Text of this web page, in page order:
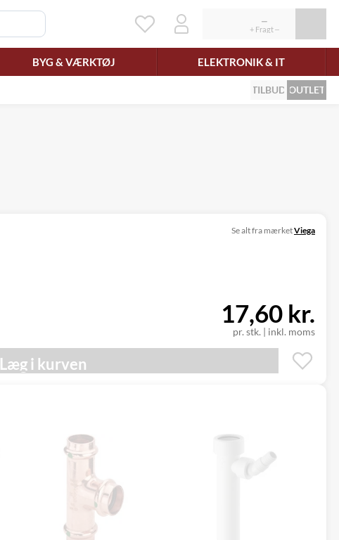
BYG & VÆRKTØJ ELEKTRONIK & IT
TILBUD OUTLET
Se alt fra mærketViega
pr. stk. | inkl. moms
17,60 kr.
Læg i kurven